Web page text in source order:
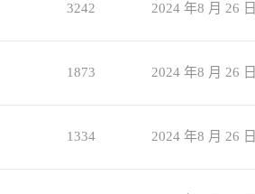
3242 2024 年8 月 26 日
1873 2024 年8 月 26 日
1334 2024 年8 月 26 日